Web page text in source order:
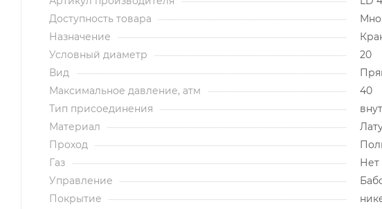
Доступность товара
Назначение
Условный диаметр
20
Вид
Максимальное давление, атм
40
Тип присоединения
Материал
Проход
Газ
Нет
Управление
Покрытие